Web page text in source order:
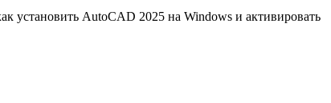
установить AutoCAD 2025 на Windows и активировать